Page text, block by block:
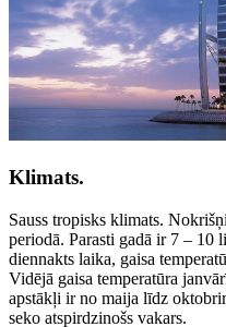
Klimats.
Sauss tropisks klimats.
periodā. Parasti gadā ir 7 – 10
diennakts laika, gaisa
Vidējā gaisa temperatūra
apstākļi ir no maija līdz
seko atspirdzinošs vakars.